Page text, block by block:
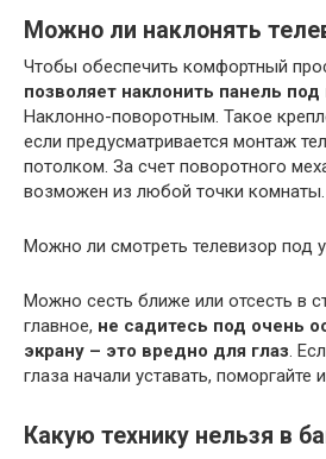
Можно ли наклонять
Чтобы обеспечить комфортный
позволяет наклонить панель
Наклонно-поворотным. Такое
если предусматривается монтаж
потолком. За счет поворотного
возможен из любой точки комнаты.
Можно ли смотреть телевизор под
Можно сесть ближе или отсесть в
главное, не садитесь под очень
экрану – это вредно для глаз.
глаза начали уставать, поморгайте
Какую технику нельзя в